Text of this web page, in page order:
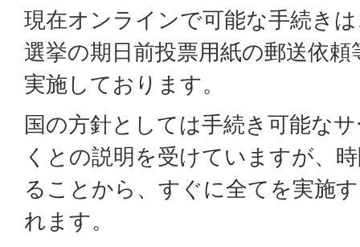
現在オンラインで可能な手続き
選挙の期日前投票用紙の郵送依
実施しております。
国の方針としては手続き可能な
くとの説明を受けていますが、
ることから、すぐに全てを実施
れます。